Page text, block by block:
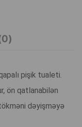
pişik tualeti.
ön qatlanabilən
dəyişməyə